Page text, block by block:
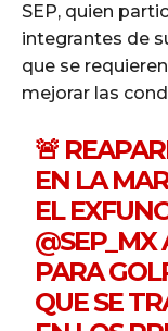
SEP, quien
integrantes de
que se
mejorar las
🚨
EN LA
EL
@SEP_MX
PARA
QUE SE